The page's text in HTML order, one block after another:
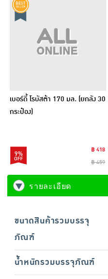
เบอร์ดี้ โรบัสต้า 170 มล. (ยกลัง 30
กระป๋อง)
9%
฿ 418
฿ 459
รายละเอียด
ขนาดสินค้ารวมบรรจุ
ภัณฑ์
น้ำหนักรวมบรรจุภัณฑ์